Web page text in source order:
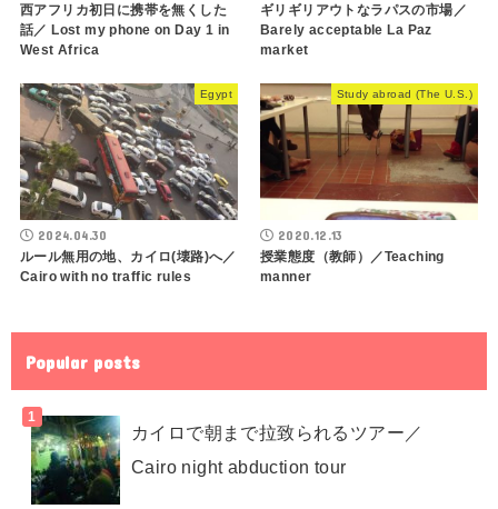
西アフリカ初日に携帯を無くした
話／ Lost my phone on Day 1 in
West Africa
ギリギリアウトなラパスの市場／
Barely acceptable La Paz
market
Egypt
2024.04.30
ルール無用の地、カイロ(壊路)へ／
Cairo with no traffic rules
Study abroad (The U.S.)
2020.12.13
授業態度（教師）／Teaching
manner
Popular posts
カイロで朝まで拉致られるツアー／
Cairo night abduction tour